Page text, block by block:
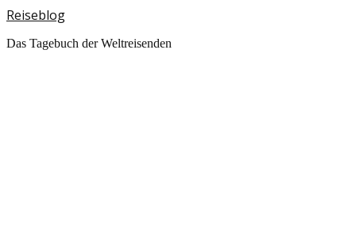
Reiseblog
Das Tagebuch der Weltreisenden